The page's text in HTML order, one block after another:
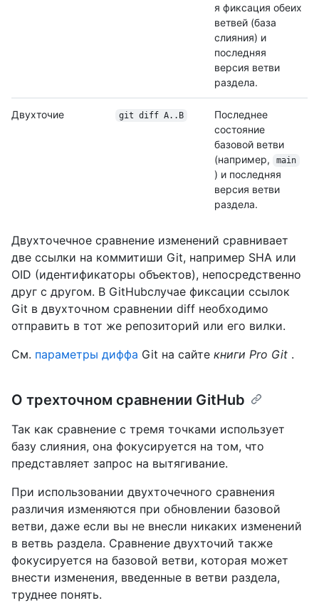
я фиксация обеих
ветвей (база
слияния) и
последняя
версия ветви
раздела.
Двухточие git diff A..B
Последнее
состояние
базовой ветви
(например,
main
) и последняя
версия ветви
раздела.
Двухточечное сравнение изменений сравнивает
две ссылки на коммитиши Git, например SHA или
OID (идентификаторы объектов), непосредственно
друг с другом. В GitHubслучае фиксации ссылок
Git в двухточном сравнении diff необходимо
отправить в тот же репозиторий или его вилки.
См. параметры диффа Git на сайте книги Pro Git .
О трехточном сравнении GitHub
Так как сравнение с тремя точками использует
базу слияния, она фокусируется на том, что
представляет запрос на вытягивание.
При использовании двухточечного сравнения
различия изменяются при обновлении базовой
ветви, даже если вы не внесли никаких изменений
в ветвь раздела. Сравнение двухточий также
фокусируется на базовой ветви, которая может
внести изменения, введенные в ветви раздела,
труднее понять.